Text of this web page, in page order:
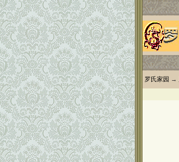
罗氏家园 →